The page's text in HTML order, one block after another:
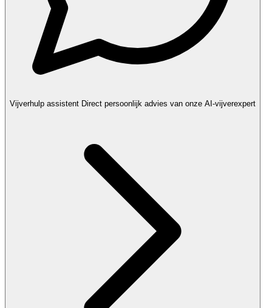
Vijverhulp assistent Direct persoonlijk advies van onze AI-vijverexpert